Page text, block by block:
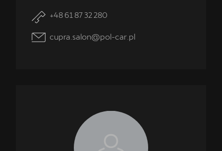
+48 61 87 32 280
cupra.salon@pol-car.pl